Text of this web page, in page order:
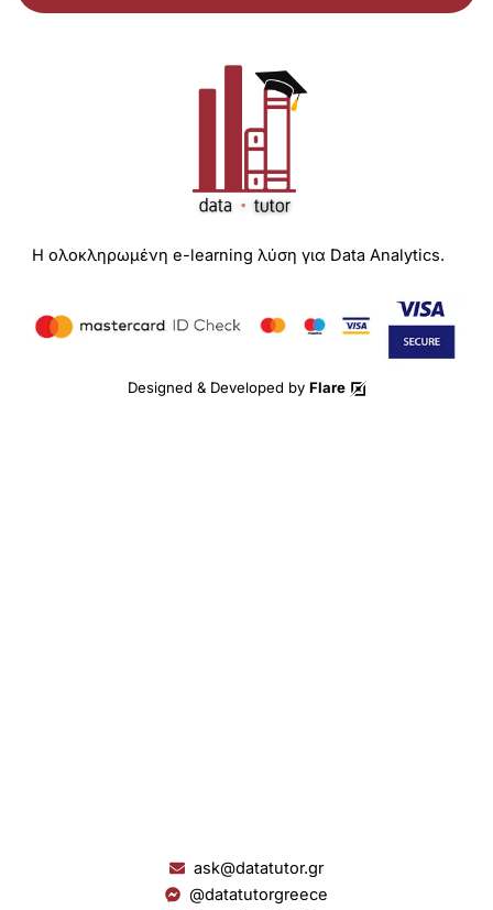
Η ολοκληρωμένη e-learning λύση για Data Analytics.
Designed & Developed by Flare
ask@datatutor.gr
@datatutorgreece